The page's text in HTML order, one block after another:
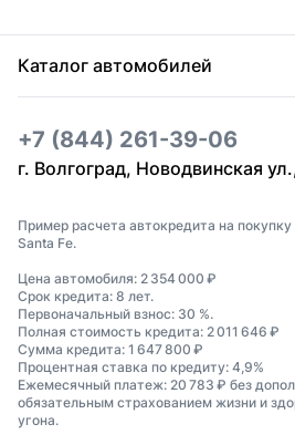
Каталог автомобилей
+7 (844) 261-39-06
г. Волгоград, Новодвинская
Пример расчета автокредита на
Santa Fe.
Цена автомобиля: 2 354 000 ₽
Срок кредита: 8 лет.
Первоначальный взнос: 30 %.
Полная стоимость кредита: 2 011 646 ₽
Сумма кредита: 1 647 800 ₽
Процентная ставка по кредиту: 4,9%
Ежемесячный платеж: 20 783 ₽ без
обязательным страхованием жизни и
угона.